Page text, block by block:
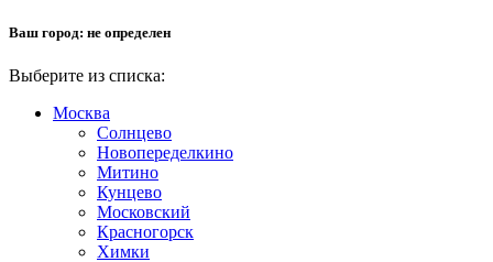
Ваш город: не определен
Выберите из списка:
Москва
Солнцево
Новопеределкино
Митино
Кунцево
Московский
Красногорск
Химки